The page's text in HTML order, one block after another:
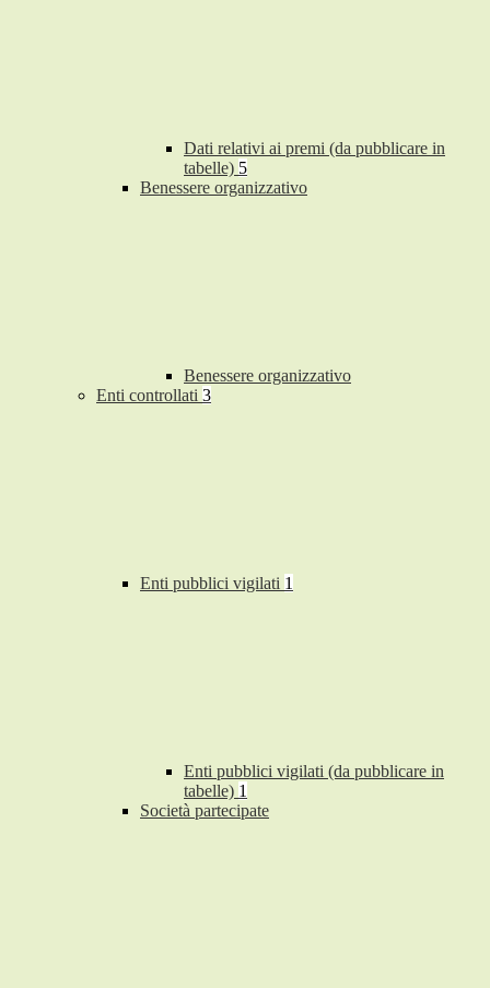
Dati relativi ai premi (da pubblicare in
tabelle) 5
Benessere organizzativo
Benessere organizzativo
Enti controllati 3
Enti pubblici vigilati 1
Enti pubblici vigilati (da pubblicare in
tabelle) 1
Società partecipate